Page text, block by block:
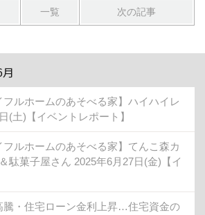
一覧 次の記事
フルホームのあそべる家】ハイハイレ
(土)【イベントレポート】
フルホームのあそべる家】てんこ森カ
駄菓子屋さん 2025年6月27日(金)【イ
騰・住宅ローン金利上昇…住宅資金の